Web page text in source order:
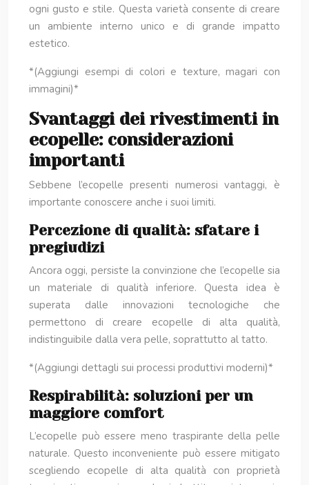
ogni gusto e stile. Questa varietà consente di creare
un ambiente interno unico e di grande impatto
estetico.
*(Aggiungi esempi di colori e texture, magari con
immagini)*
Svantaggi dei rivestimenti in
ecopelle: considerazioni
importanti
Sebbene l’ecopelle presenti numerosi vantaggi, è
importante conoscere anche i suoi limiti.
Percezione di qualità: sfatare i
pregiudizi
Ancora oggi, persiste la convinzione che l’ecopelle sia
un materiale di qualità inferiore. Questa idea è
superata dalle innovazioni tecnologiche che
permettono di creare ecopelle di alta qualità,
indistinguibile dalla vera pelle, soprattutto al tatto.
*(Aggiungi dettagli sui processi produttivi moderni)*
Respirabilità: soluzioni per un
maggiore comfort
L’ecopelle può essere meno traspirante della pelle
naturale. Questo inconveniente può essere mitigato
scegliendo ecopelle di alta qualità con proprietà